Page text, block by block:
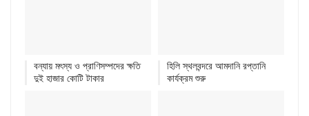
বন্যায় মৎস্য ও প্রাণিসম্পদের ক্ষতি
দুই হাজার কোটি টাকার
হিলি স্থলবন্দরে আমদানি রপ্তানি
কার্যক্রম শুরু